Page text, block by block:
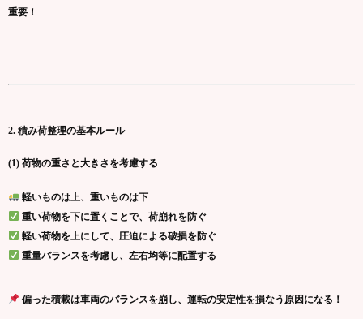
重要！
2. 積み荷整理の基本ルール
(1) 荷物の重さと大きさを考慮する
軽いものは上、重いものは下
重い荷物を下に置くことで、荷崩れを防ぐ
軽い荷物を上にして、圧迫による破損を防ぐ
重量バランスを考慮し、左右均等に配置する
偏った積載は車両のバランスを崩し、運転の安定性を損なう原因になる！